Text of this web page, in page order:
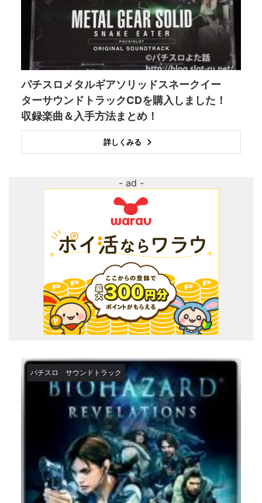
パチスロメタルギアソリッドスネークイー
ターサウンドトラックCDを購入しました！
収録楽曲＆入手方法まとめ！
詳しくみる
パチスロ サウンドトラック